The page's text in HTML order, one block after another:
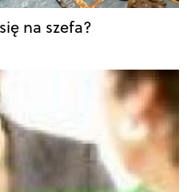
na szefa?